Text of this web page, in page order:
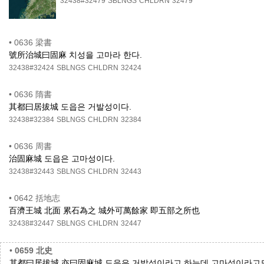
• 0636 梁書
號所治城曰固麻 치성을 고마라 한다.
32438#32424 SBLNGS CHLDRN 32424
• 0636 隋書
其都曰居拔城 도읍은 거발성이다.
32438#32384 SBLNGS CHLDRN 32384
• 0636 周書
治固麻城 도읍은 고마성이다.
32438#32443 SBLNGS CHLDRN 32443
• 0642 括地志
百濟王城 北面 累石為之 城外可萬餘家 即五部之所也
32438#32447 SBLNGS CHLDRN 32447
• 0659 北史